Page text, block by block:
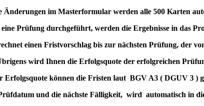
Änderungen im Masterformular werden alle 500 Karten
Prüfung durchgeführt, werden die Ergebnisse in das
einen Fristvorschlag bis zur nächsten Prüfung, der
wird Ihnen die Erfolgsquote der erfolgreichen
Erfolgsquote können die Fristen laut BGV A3 ( DGUV 3 )
und die nächste Fälligkeit, wird automatisch in